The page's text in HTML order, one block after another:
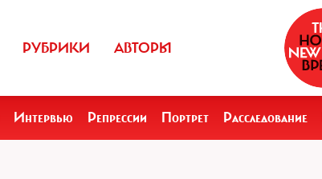
РУБРИКИ АВТОРЫ
Интервью Репрессии Портрет Расследование